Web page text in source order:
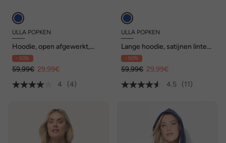
ULLA POPKEN
Hoodie, open afgewerkt,
capuchon, lange mouwen,
kangoeroezak
- 50%
59,99€ 29,99€
4
(4)
ULLA POPKEN
Lange hoodie, satijnen linten,
capuchon, lange mouwen
- 50%
59,99€ 29,99€
4.5
(11)